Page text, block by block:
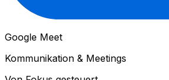
Google Meet
Kommunikation & Meetings